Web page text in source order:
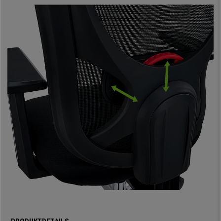
verstellbar ist. Auch hier können Sie den Stuhl an Ihren Körper und Ihre
Bedürfnisse anpassen, so dass Ihr Lordosenbereich bequem gestützt
wird und Sie eine
korrekte Körperhaltungeinnehmen können.
Der Sitz ist mit Stoff gepolstert und verfügt über einebeeindruckende
12 cm dicke Polsterung aus Injektionsschaumstoff. Mit seiner
ergonomischen Form und denabgerundeten Sitzkanten verfügt er über
alle Eigenschaften, die ein guter Stuhl haben muss. Die Polsterung
besteht aushochdichtem Schaumstoff,
einem Material, das Komfort
und Haltbarkeit garantiert.
Dieses Modell verfügt außerdem über eine
fortschrittliche
synchronisierte Verstellmechanik
, die in verschiedenen Positionen
arretiert werden kann. Es ist möglich, die Rückenlehne zu verstellen und
sie im
gewünschten Winkel zu fixieren.
einfach und
intuitiv
, um alle Vorteile zu nutzen: Sie können zwischen
verschiedenen Arretierungspositionen
Armlehnen sind in Höhe, Winkel und Tiefe
verstellbar,
vielseitigenergonomischen Stuhl.